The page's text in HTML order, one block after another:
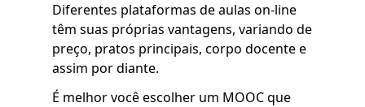
Diferentes plataformas de aulas on-line
têm suas próprias vantagens, variando de
preço, pratos principais, corpo docente e
assim por diante.
É melhor você escolher um MOOC que